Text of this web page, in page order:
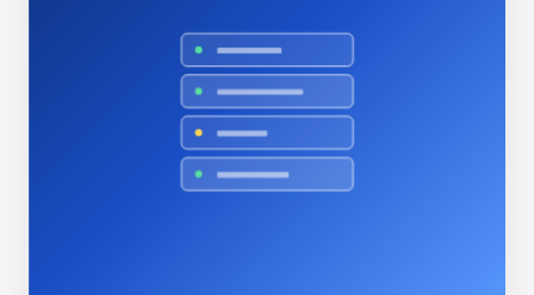
SaaS 多租户
LIVE
AI 搜索 客服
价格敏感
Cloning into 'lilishop'...
Receiving objects: 100%
Resolving deltas: 100%
$ docker compose up -d